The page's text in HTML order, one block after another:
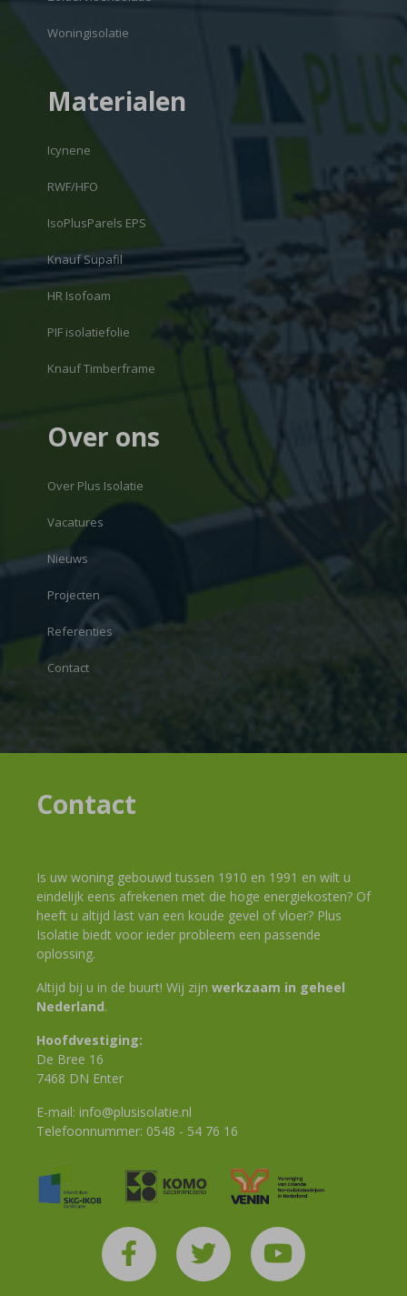
Woningisolatie
Materialen
Icynene
RWF/HFO
IsoPlusParels EPS
Knauf Supafil
HR Isofoam
PIF isolatiefolie
Knauf Timberframe
Over ons
Over Plus Isolatie
Vacatures
Nieuws
Projecten
Referenties
Contact
Contact
Is uw woning gebouwd tussen 1910 en 1991 en wilt u
eindelijk eens afrekenen met die hoge energiekosten? Of
heeft u altijd last van een koude gevel of vloer? Plus
Isolatie biedt voor ieder probleem een passende
oplossing.
Altijd bij u in de buurt! Wij zijn werkzaam in geheel
Nederland.
Hoofdvestiging:
De Bree 16
7468 DN Enter
E-mail: info@plusisolatie.nl
Telefoonnummer: 0548 - 54 76 16